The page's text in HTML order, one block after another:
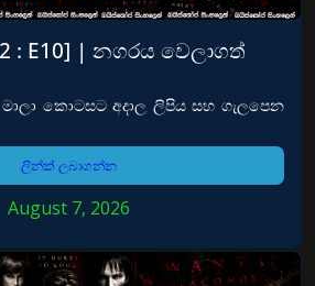
: E10] | නගරය වෙලාගත්
කොටසට අදාල ලිපිය සහ ගැලපෙන
ලින්ක් ලබාගන්න
August 7, 2026